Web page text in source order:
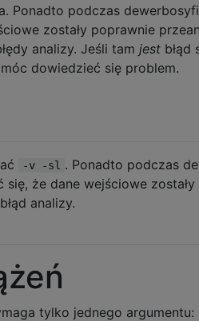
Ponadto podczas
zostały poprawnie
analizy. Jeśli tam jest błąd
dowiedzieć się problem.
-v -sl . Ponadto podczas
że dane wejściowe
analizy.
tylko jednego argumentu: